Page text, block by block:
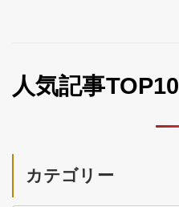
人気記事TOP10
カテゴリー